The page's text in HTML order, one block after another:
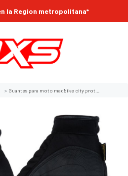
la Region metropolitana*
Guantes para moto madbike city protecciones touch